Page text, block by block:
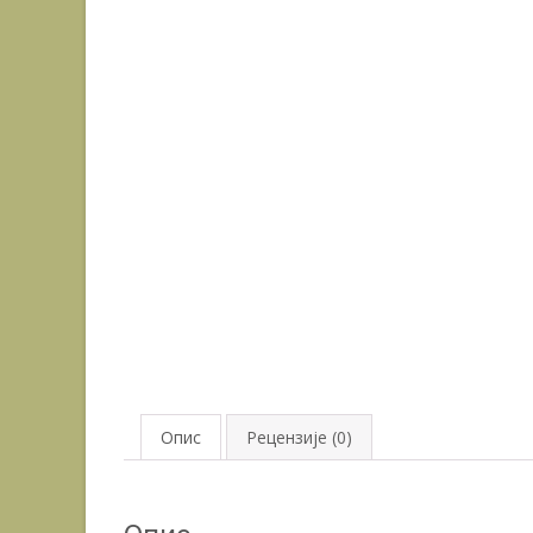
Опис Рецензије (0)